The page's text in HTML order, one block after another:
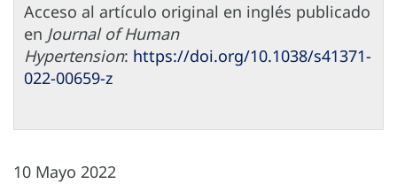
Acceso al artículo original en inglés publicado
en Journal of Human
Hypertension: https://doi.org/10.1038/s41371-
022-00659-z
10 Mayo 2022